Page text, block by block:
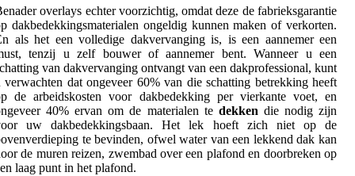
overlays echter voorzichtig, omdat deze de fabrieksgarantie
dakbedekkingsmaterialen ongeldig kunnen maken of verkorten.
als het een volledige dakvervanging is, is een aannemer een
tenzij u zelf bouwer of aannemer bent. Wanneer u een
van dakvervanging ontvangt van een dakprofessional, kunt
verwachten dat ongeveer 60% van die schatting betrekking heeft
de arbeidskosten voor dakbedekking per vierkante voet, en
40% ervan om de materialen te dekkendie nodig zijn
uw dakbedekkingsbaan. Het lek hoeft zich niet op de
te bevinden, ofwel water van een lekkend dak kan
de muren reizen, zwembad over een plafond en doorbreken op
laag punt in het plafond.